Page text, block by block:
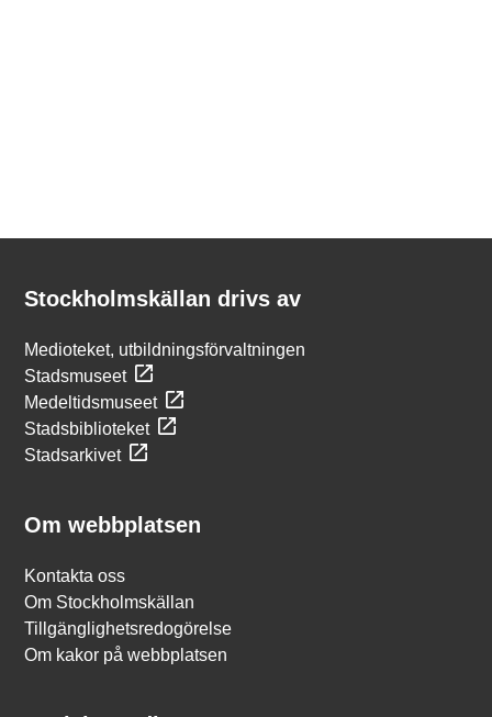
Stockholmskällan drivs av
Medioteket, utbildningsförvaltningen
Stadsmuseet
Medeltidsmuseet
Stadsbiblioteket
Stadsarkivet
Om webbplatsen
Kontakta oss
Om Stockholmskällan
Tillgänglighetsredogörelse
Om kakor på webbplatsen